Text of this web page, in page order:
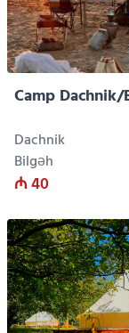
Camp Dachnik/
Dachnik
Bilgəh
₼ 40